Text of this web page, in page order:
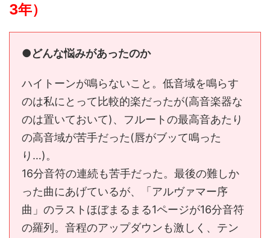
3年）
●どんな悩みがあったのか
ハイトーンが鳴らないこと。低音域を鳴らす
のは私にとって比較的楽だったが(高音楽器な
のは置いておいて)、フルートの最高音あたり
の高音域が苦手だった(唇がブッて鳴った
り…)。
16分音符の連続も苦手だった。最後の難しか
った曲にあげているが、「アルヴァマー序
曲」のラストほぼまるまる1ページが16分音符
の羅列。音程のアップダウンも激しく、テン